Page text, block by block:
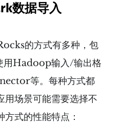
数据导入
的方式有多种，包
用Hadoop输入/输出格
等。每种方式都
用场景可能需要选择不
方式的性能特点：